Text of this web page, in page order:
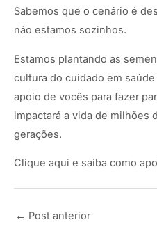
Sabemos que o cenário é
não estamos sozinhos.
Estamos plantando as
cultura do cuidado em
apoio de vocês para fazer
impactará a vida de milhões
gerações.
Clique aqui e saiba como
← Post anterior